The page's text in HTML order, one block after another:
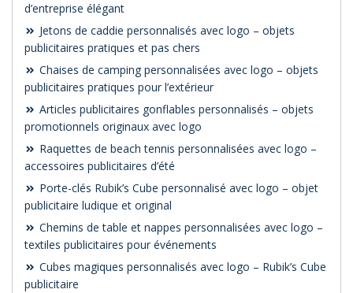
d’entreprise élégant
Jetons de caddie personnalisés avec logo – objets
publicitaires pratiques et pas chers
Chaises de camping personnalisées avec logo – objets
publicitaires pratiques pour l’extérieur
Articles publicitaires gonflables personnalisés – objets
promotionnels originaux avec logo
Raquettes de beach tennis personnalisées avec logo –
accessoires publicitaires d’été
Porte-clés Rubik’s Cube personnalisé avec logo – objet
publicitaire ludique et original
Chemins de table et nappes personnalisées avec logo –
textiles publicitaires pour événements
Cubes magiques personnalisés avec logo – Rubik’s Cube
publicitaire